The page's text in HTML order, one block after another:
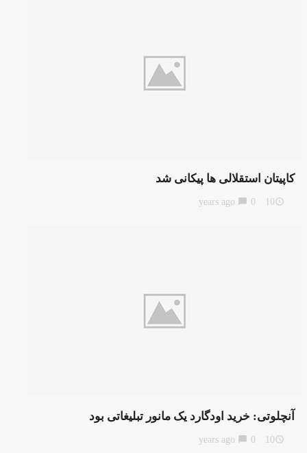
کاپیتان استقلالی ها پیکانی شد
access_time
10 years ago
chat_bubble
آنچلوتی: خرید اودگارد یک مانور تبلیغاتی بود
access_time
10 years ago
chat_bubble